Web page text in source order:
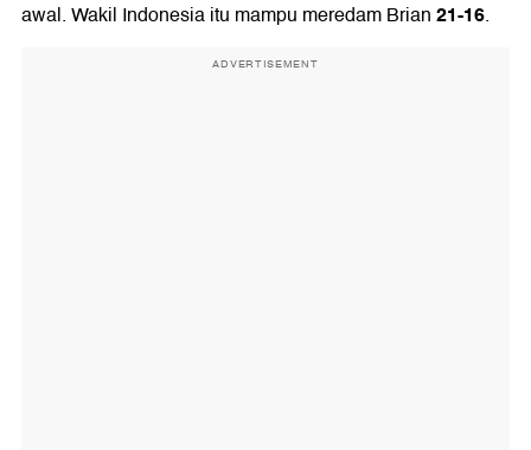
awal. Wakil Indonesia itu mampu meredam Brian21-16.
ADVERTISEMENT